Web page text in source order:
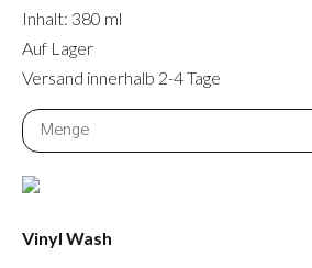
Inhalt: 380 ml
Auf Lager
Versand innerhalb 2-4 Tage
Vinyl Wash